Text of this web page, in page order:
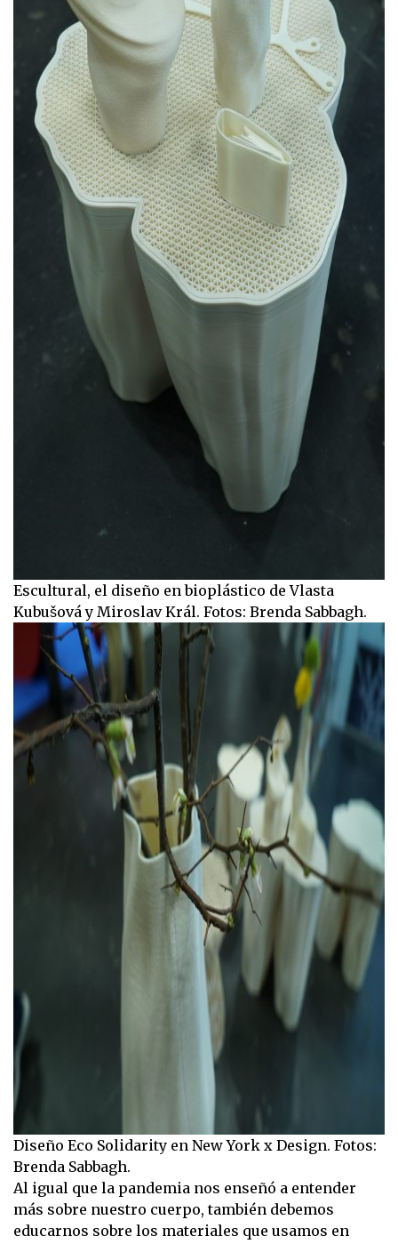
Escultural, el diseño en bioplástico de Vlasta
Kubušová y Miroslav Král. Fotos: Brenda Sabbagh.
Diseño Eco Solidarity en New York x Design. Fotos:
Brenda Sabbagh.
Al igual que la pandemia nos enseñó a entender
más sobre nuestro cuerpo, también debemos
educarnos sobre los materiales que usamos en